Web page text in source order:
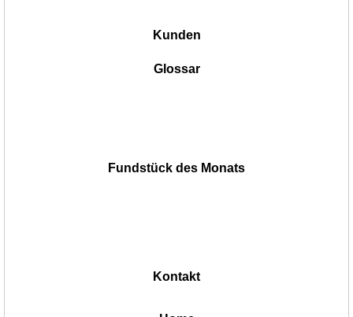
Kunden
Glossar
Fundstück des Monats
Kontakt